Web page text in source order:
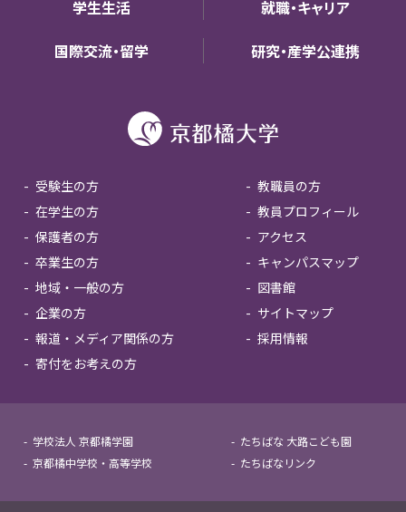
学生生活 就職・キャリア
国際交流・留学 研究・産学公連携
受験生の方
在学生の方
保護者の方
卒業生の方
地域・一般の方
企業の方
報道・メディア関係の方
寄付をお考えの方
教職員の方
教員プロフィール
アクセス
キャンパスマップ
図書館
サイトマップ
採用情報
学校法人 京都橘学園
京都橘中学校・高等学校
たちばな 大路こども園
たちばなリンク